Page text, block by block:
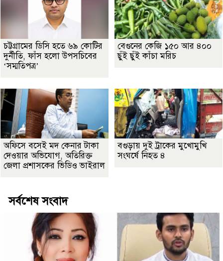
চট্টগ্রামের ডিসি হতে ৬৯ কোটির
দুর্নীতি, ফাঁস হলো উপসচিবের
‘সম্মতিপত্র’
বেগুনের কেজি ১৫০ আর ৪০০
ছুঁই ছুঁই কাঁচা মরিচ
অফিসে বসেই মদ কেনার টাকা
দেওয়ার অভিযোগ, অতিরিক্ত
জেলা প্রশাসকের ভিডিও ভাইরাল
বগুড়ায় দুই ট্রাকের মুখোমুখি
সংঘর্ষে নিহত ৪
সর্বশেষ সংবাদ